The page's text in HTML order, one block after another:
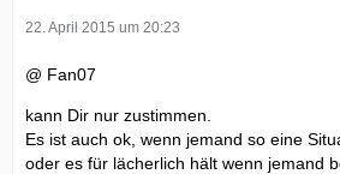
22. April 2015 um 20:23
@ Fan07
kann Dir nur zustimmen.
Es ist auch ok, wenn jemand so eine
oder es für lächerlich hält wenn jemand